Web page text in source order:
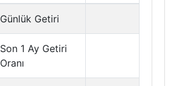
Günlük Getiri
Son 1 Ay Getiri
Oranı